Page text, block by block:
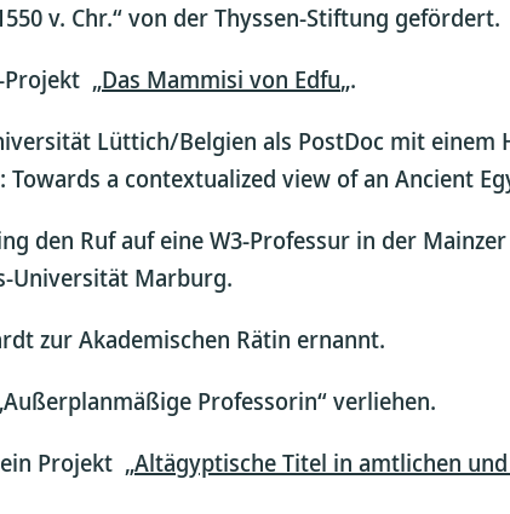
v. Chr.“ von der Thyssen-Stiftung gefördert.
Projekt „Das Mammisi von Edfu„.
Lüttich/Belgien als PostDoc mit
Towards a contextualized view of an Ancient
den Ruf auf eine W3-Professur in der
Universität Marburg.
zur Akademischen Rätin ernannt.
Professorin“ verliehen.
Projekt „Altägyptische Titel in amtlichen